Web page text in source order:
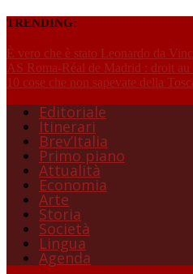
TRENDING:
È vero che è stato Leonardo da
AS Roma-Réal de Madrid : droit au
10 cose che non sapevate della
Editoriale
Itinerari
Brev’Italia
Primo piano
Attualità
Economia
Arte
Storia
Società
Lingua
Agenda